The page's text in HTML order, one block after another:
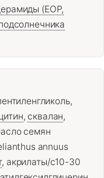
(EOP,
, сквалан,
семян
annuus
, акрилаты/c10-30